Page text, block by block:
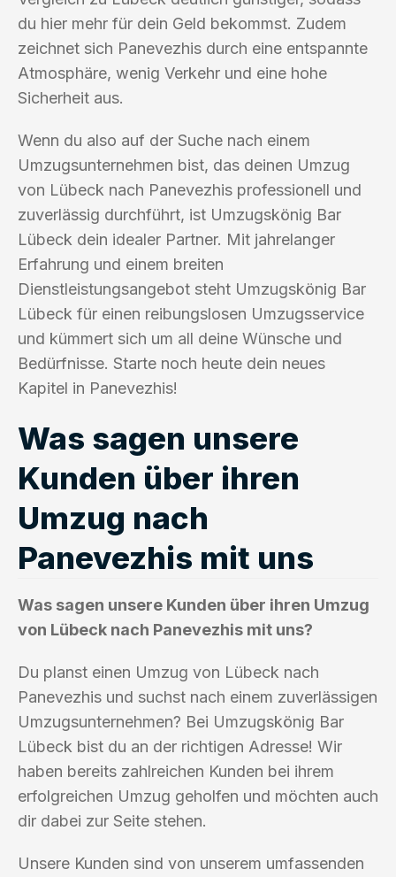
du hier mehr für dein Geld bekommst. Zudem
zeichnet sich Panevezhis durch eine entspannte
Atmosphäre, wenig Verkehr und eine hohe
Sicherheit aus.
Wenn du also auf der Suche nach einem
Umzugsunternehmen bist, das deinen Umzug
von Lübeck nach Panevezhis professionell und
zuverlässig durchführt, ist Umzugskönig Bar
Lübeck dein idealer Partner. Mit jahrelanger
Erfahrung und einem breiten
Dienstleistungsangebot steht Umzugskönig Bar
Lübeck für einen reibungslosen Umzugsservice
und kümmert sich um all deine Wünsche und
Bedürfnisse. Starte noch heute dein neues
Kapitel in Panevezhis!
Was sagen unsere
Kunden über ihren
Umzug nach
Panevezhis mit uns
Was sagen unsere Kunden über ihren Umzug
von Lübeck nach Panevezhis mit uns?
Du planst einen Umzug von Lübeck nach
Panevezhis und suchst nach einem zuverlässigen
Umzugsunternehmen? Bei Umzugskönig Bar
Lübeck bist du an der richtigen Adresse! Wir
haben bereits zahlreichen Kunden bei ihrem
erfolgreichen Umzug geholfen und möchten auch
dir dabei zur Seite stehen.
Unsere Kunden sind von unserem umfassenden